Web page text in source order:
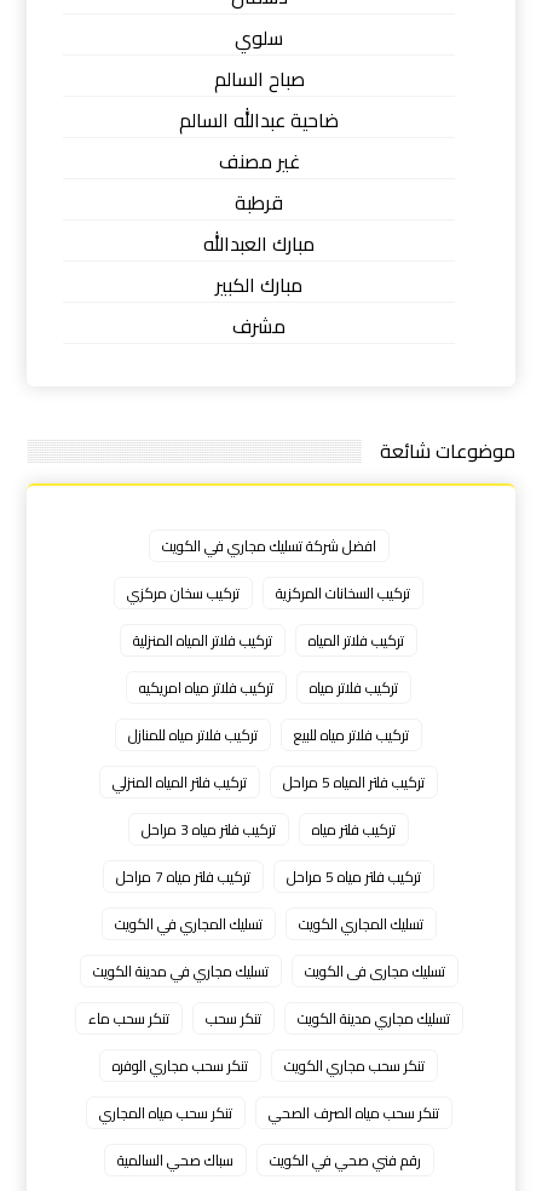
سلوي
صباح السالم
ضاحية عبدالله السالم
غير مصنف
قرطبة
مبارك العبدالله
مبارك الكبير
مشرف
موضوعات شائعة
افضل شركة تسليك مجاري في الكويت
تركيب السخانات المركزية
تركيب سخان مركزي
تركيب فلاتر المياه
تركيب فلاتر المياه المنزلية
تركيب فلاتر مياه
تركيب فلاتر مياه امريكيه
تركيب فلاتر مياه للبيع
تركيب فلاتر مياه للمنازل
تركيب فلتر المياه 5 مراحل
تركيب فلتر المياه المنزلي
تركيب فلتر مياه
تركيب فلتر مياه 3 مراحل
تركيب فلتر مياه 5 مراحل
تركيب فلتر مياه 7 مراحل
تسليك المجاري الكويت
تسليك المجاري في الكويت
تسليك مجارى فى الكويت
تسليك مجاري في مدينة الكويت
تسليك مجاري مدينة الكويت
تنكر سحب
تنكر سحب ماء
تنكر سحب مجاري الكويت
تنكر سحب مجاري الوفره
تنكر سحب مياه الصرف الصحي
تنكر سحب مياه المجاري
رقم فني صحي في الكويت
سباك صحي السالمية